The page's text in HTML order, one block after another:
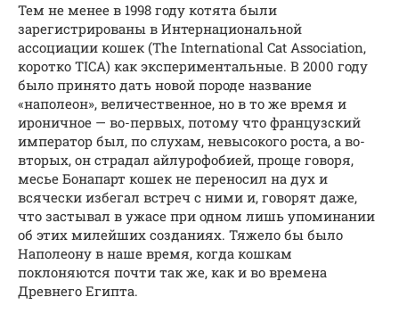
Тем не менее в 1998 году котята были
зарегистрированы в Интернациональной
ассоциации кошек (The International Cat Association,
коротко TICA) как экспериментальные. В 2000 году
было принято дать новой породе название
«наполеон», величественное, но в то же время и
ироничное — во-первых, потому что французский
император был, по слухам, невысокого роста, а во-
вторых, он страдал айлурофобией, проще говоря,
месье Бонапарт кошек не переносил на дух и
всячески избегал встреч с ними и, говорят даже,
что застывал в ужасе при одном лишь упоминании
об этих милейших созданиях. Тяжело бы было
Наполеону в наше время, когда кошкам
поклоняются почти так же, как и во времена
Древнего Египта.